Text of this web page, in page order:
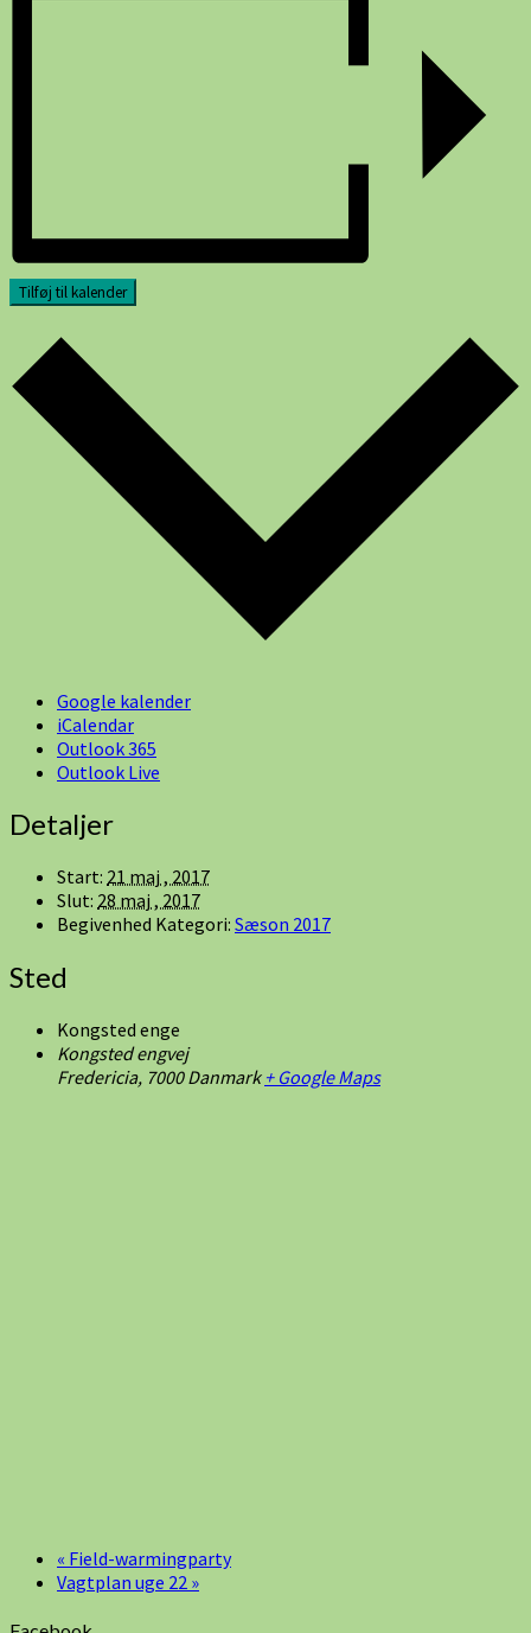
Tilføj til kalender
Google kalender
iCalendar
Outlook 365
Outlook Live
Detaljer
Start: 21 maj , 2017
Slut: 28 maj , 2017
Begivenhed Kategori: Sæson 2017
Sted
Kongsted enge
Kongsted engvej
Fredericia, 7000 Danmark + Google Maps
« Field-warmingparty
Vagtplan uge 22 »